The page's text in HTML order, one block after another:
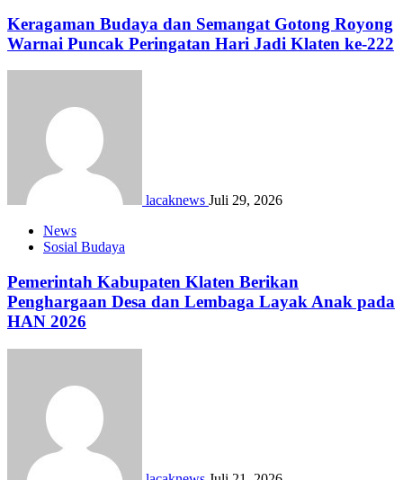
Keragaman Budaya dan Semangat Gotong Royong
Warnai Puncak Peringatan Hari Jadi Klaten ke-222
lacaknews Juli 29, 2026
News
Sosial Budaya
Pemerintah Kabupaten Klaten Berikan
Penghargaan Desa dan Lembaga Layak Anak pada
HAN 2026